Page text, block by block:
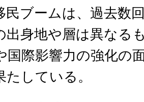
民ブームは、過去数
出身地や層は異なる
国際影響力の強化の
している。